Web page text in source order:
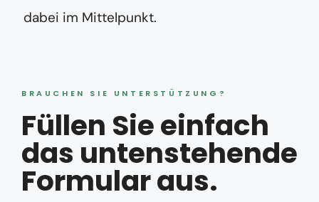
dabei im Mittelpunkt.
BRAUCHEN SIE UNTERSTÜTZUNG?
Füllen Sie einfach
das untenstehende
Formular aus.